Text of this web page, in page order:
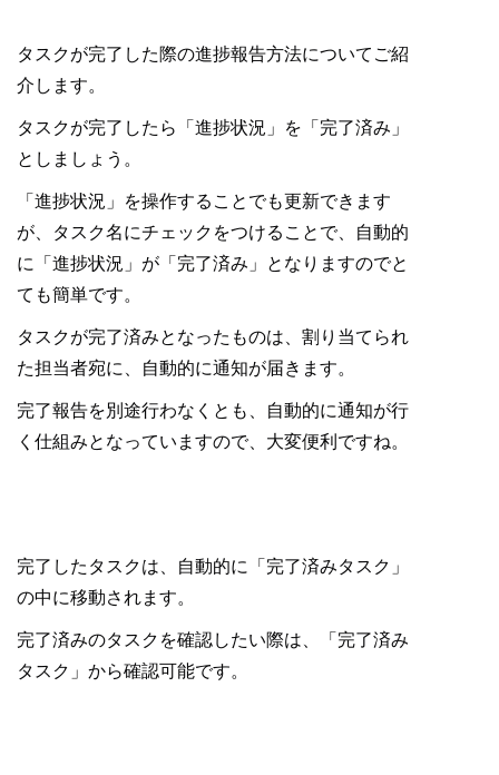
タスクが完了した際の進捗報告方法についてご紹
介します。
タスクが完了したら「進捗状況」を「完了済み」
としましょう。
「進捗状況」を操作することでも更新できます
が、タスク名にチェックをつけることで、自動的
に「進捗状況」が「完了済み」となりますのでと
ても簡単です。
タスクが完了済みとなったものは、割り当てられ
た担当者宛に、自動的に通知が届きます。
完了報告を別途行わなくとも、自動的に通知が行
く仕組みとなっていますので、大変便利ですね。
完了したタスクは、自動的に「完了済みタスク」
の中に移動されます。
完了済みのタスクを確認したい際は、「完了済み
タスク」から確認可能です。